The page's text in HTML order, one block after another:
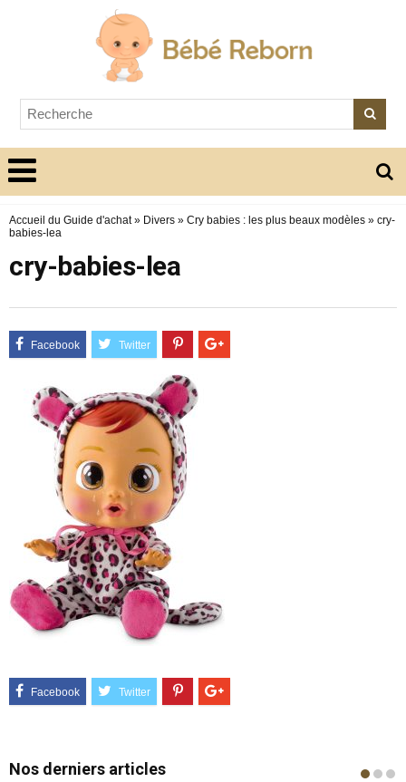
Accueil du Guide d'achat» Divers » Cry babies : les plus beaux modèles » cry-
babies-lea
cry-babies-lea
Nos derniers articles